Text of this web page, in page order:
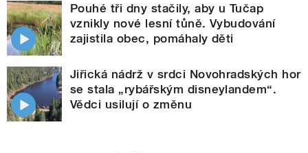
Pouhé tři dny stačily, aby u Tučap
vznikly nové lesní tůně. Vybudování
zajistila obec, pomáhaly děti
Jiřická nádrž v srdci Novohradských hor
se stala „rybářským disneylandem“.
Vědci usilují o změnu